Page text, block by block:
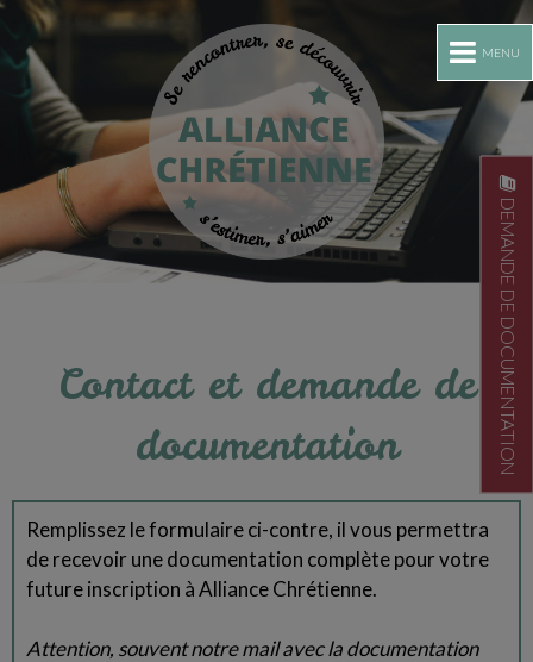
MENU
DEMANDE DE DOCUMENTATION
Contact et demande de
documentation
Remplissez le formulaire ci-contre, il vous permettra
de recevoir une documentation complète pour votre
future inscription à Alliance Chrétienne.
Attention, souvent notre mail avec la documentation